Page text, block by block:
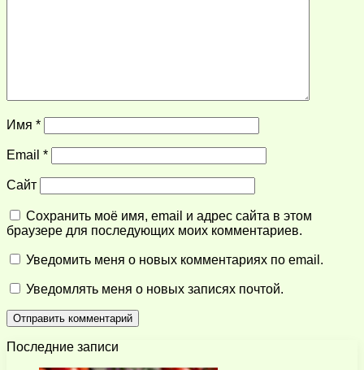
Имя *
Email *
Сайт
Сохранить моё имя, email и адрес сайта в этом
браузере для последующих моих комментариев.
Уведомить меня о новых комментариях по email.
Уведомлять меня о новых записях почтой.
Последние записи